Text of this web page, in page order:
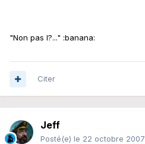
"Non pas l?..." :banana:
Citer
Jeff
Posté(e) le 22 octobre 2007